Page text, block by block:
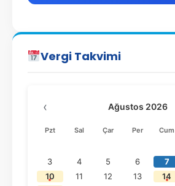
Vergi Takvimi
‹ Ağustos 2026
Pzt Sal Çar Per Cum
3
4 5 6 7
10
11 12 13 14